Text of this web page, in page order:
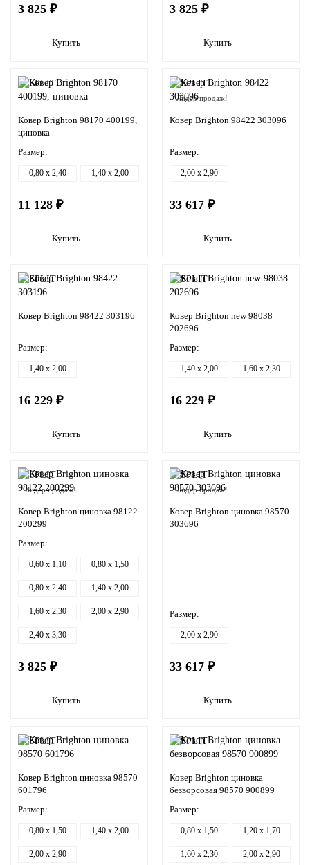
3 825 ₽
Купить
3 825 ₽
Купить
Ковер Brighton 98170 400199,
циновка
Размер:
0,80 x 2,40 1,40 x 2,00
11 128 ₽
Купить
Лидер продаж!
Ковер Brighton 98422 303096
Размер:
2,00 x 2,90
33 617 ₽
Купить
Ковер Brighton 98422 303196
Размер:
1,40 x 2,00
16 229 ₽
Купить
Ковер Brighton new 98038
202696
Размер:
1,40 x 2,00 1,60 x 2,30
16 229 ₽
Купить
Лидер продаж!
Ковер Brighton циновка 98122
200299
Размер:
0,60 x 1,10 0,80 x 1,50
0,80 x 2,40 1,40 x 2,00
1,60 x 2,30 2,00 x 2,90
2,40 x 3,30
3 825 ₽
Купить
Лидер продаж!
Ковер Brighton циновка 98570
303696
Размер:
2,00 x 2,90
33 617 ₽
Купить
Ковер Brighton циновка 98570
601796
Размер:
0,80 x 1,50 1,40 x 2,00
2,00 x 2,90
Ковер Brighton циновка
безворсовая 98570 900899
Размер:
0,80 x 1,50 1,20 x 1,70
1,60 x 2,30 2,00 x 2,90